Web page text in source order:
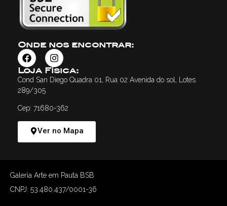
Onde nos encontrar:
Loja Física:
Cond San Diego Quadra 01, Rua 02 Avenida do sol, Lotes
289/305
Cep: 71680-362
Ver no Mapa
Galeria Arte em Pauta BSB
CNPJ: 53.480.437/0001-36